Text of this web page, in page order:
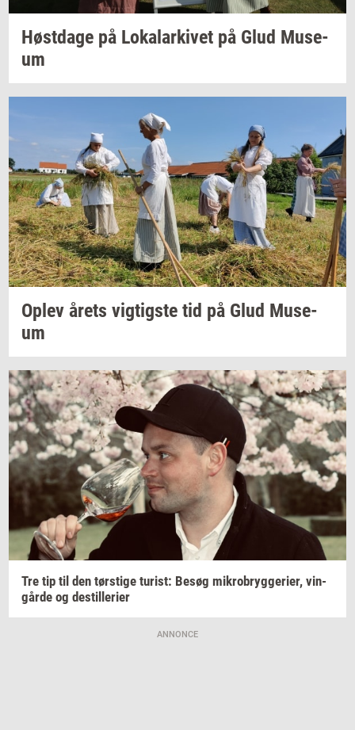
Høst­da­ge på Lo­ka­lar­ki­vet på Glud Mu­se­
um
Oplev årets vig­tig­ste tid på Glud Mu­se­
um
Tre tip til den tørsti­ge turist: Besøg mi­kro­bryg­ge­ri­er, vin­
går­de og destil­le­ri­er
ANNONCE